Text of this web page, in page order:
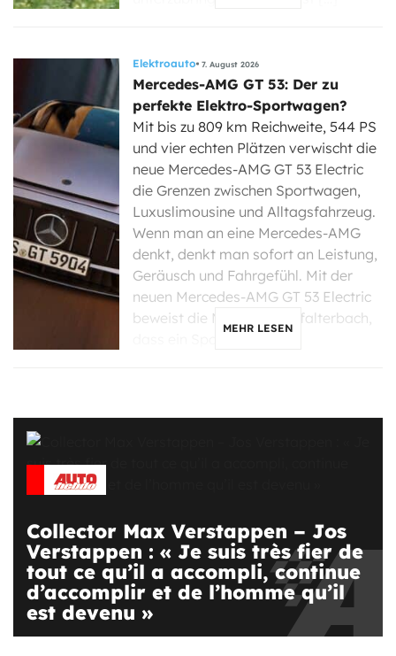
Elektroauto 7. August 2026
Mercedes-AMG GT 53: Der zu
perfekte Elektro-Sportwagen?
Mit bis zu 809 km Reichweite, 544 PS
und vier echten Plätzen verwischt die
neue Mercedes-AMG GT 53 Electric
die Grenzen zwischen Sportwagen,
Luxuslimousine und Alltagsfahrzeug.
Wenn man an eine Mercedes-AMG
denkt, denkt man sofort an Leistung,
Geräusch und Fahrgefühl. Mit der
neuen Mercedes-AMG GT 53 Electric
beweist die Marke aus Affalterbach,
MEHR LESEN
Collector Max Verstappen – Jos
Verstappen : « Je suis très fier de
tout ce qu’il a accompli, continue
d’accomplir et de l’homme qu’il
est devenu »